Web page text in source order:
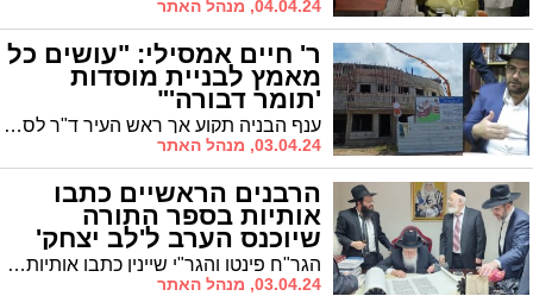
04.04.24, מנהל האתר
ר' חיים אמסילי: "עושים כל
מאמץ לבניית מוסדות
'תומר דבורה'"
ענף הבניה תקוע אך ראש העיר ד"ר לסרי נחרץ לפעול ולקדם את הבניה למוסדות חינוך | הרב חיים אמסילי ממונה החינוך התורני: "העיריה עושה כל מאמץ להמשך בנית מוסדות "תומר דבורה" ולהשיג עובדים, לאחרונה הגיעו מס' פעמים משאיות בטון לשטח"
03.04.24, מנהל האתר
הרבנים הראשיים כתבו
אותיות בספר התורה
שיוכנס הערב ל'לב יצחק'
הגר"ח פינטו והגר"י שיינין כתבו אותיות בספר תורה החדש: הערב (רביעי) יתקיים מעמד הכנסת ספר תורה לבית המדרש "לב יצחק" ברובע ו' בראשותו של מזכה הרבים הרה"ג ר' מאיר ועקנין שליט"א
03.04.24, מנהל האתר